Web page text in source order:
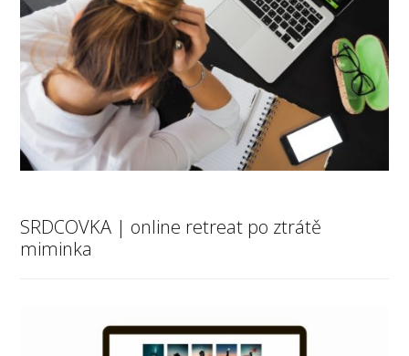
SRDCOVKA | online retreat po ztrátě
miminka